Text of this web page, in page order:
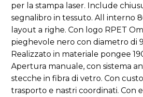
per la stampa laser. Include
segnalibro in tessuto. All interno
layout a righe. Con logo RPET
pieghevole nero con diametro di
Realizzato in materiale pongee
Apertura manuale, con sistema
stecche in fibra di vetro. Con
trasporto e nastri coordinati. Con